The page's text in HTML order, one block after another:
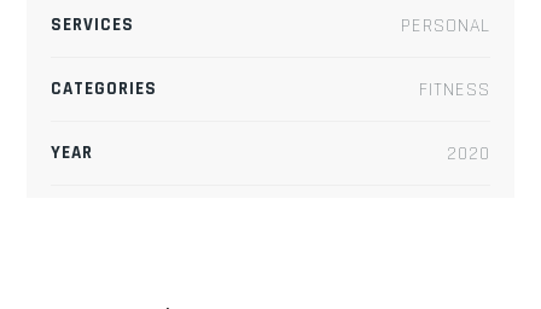
SERVICES PERSONAL
CATEGORIES FITNESS
YEAR 2020